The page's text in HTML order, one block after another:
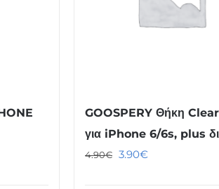
GOOSPERY Θήκη
για iPhone 6/6s, plus
4.90€ Original
3.90€Η